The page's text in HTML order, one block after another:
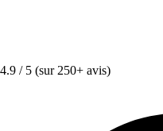
4.9 / 5 (sur 250+ avis)